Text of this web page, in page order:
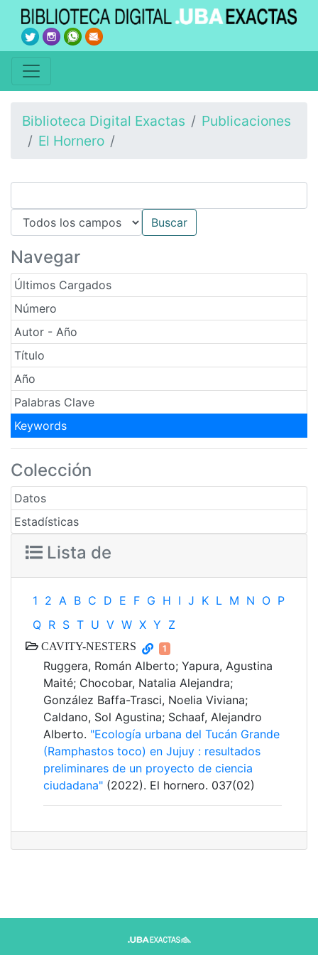
Biblioteca Digital Exactas
Publicaciones
El Hornero
Navegar
Últimos Cargados
Número
Autor - Año
Título
Año
Palabras Clave
Keywords
Colección
Datos
Estadísticas
Lista de
1 2 A B C D E F G H I J K L M N O P
Q R S T U V W X Y Z
CAVITY-NESTERS 1
Ruggera, Román Alberto; Yapura, Agustina
Maité; Chocobar, Natalia Alejandra;
González Baffa-Trasci, Noelia Viviana;
Caldano, Sol Agustina; Schaaf, Alejandro
Alberto. "Ecología urbana del Tucán Grande
(Ramphastos toco) en Jujuy : resultados
preliminares de un proyecto de ciencia
ciudadana" (2022). El hornero. 037(02)